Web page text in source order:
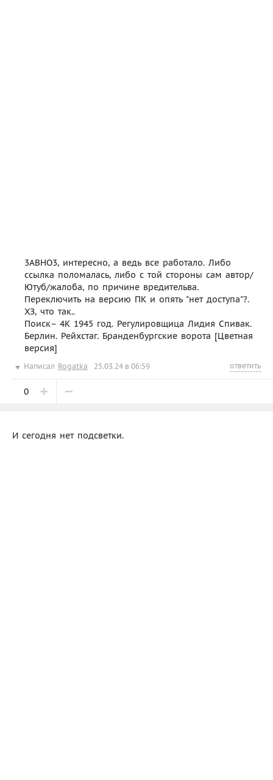
3ABHO3, интересно, а ведь все работало. Либо
ссылка поломалась, либо с той стороны сам автор/
Ютуб/жалоба, по причине вредительва.
Переключить на версию ПК и опять "нет доступа"?.
ХЗ, что так..
Поиск– 4K 1945 год. Регулировщица Лидия Спивак.
Берлин. Рейхстаг. Бранденбургские ворота [Цветная
версия]
Написал Rogatka 25.03.24 в 06:59 ответить
0
И сегодня нет подсветки.